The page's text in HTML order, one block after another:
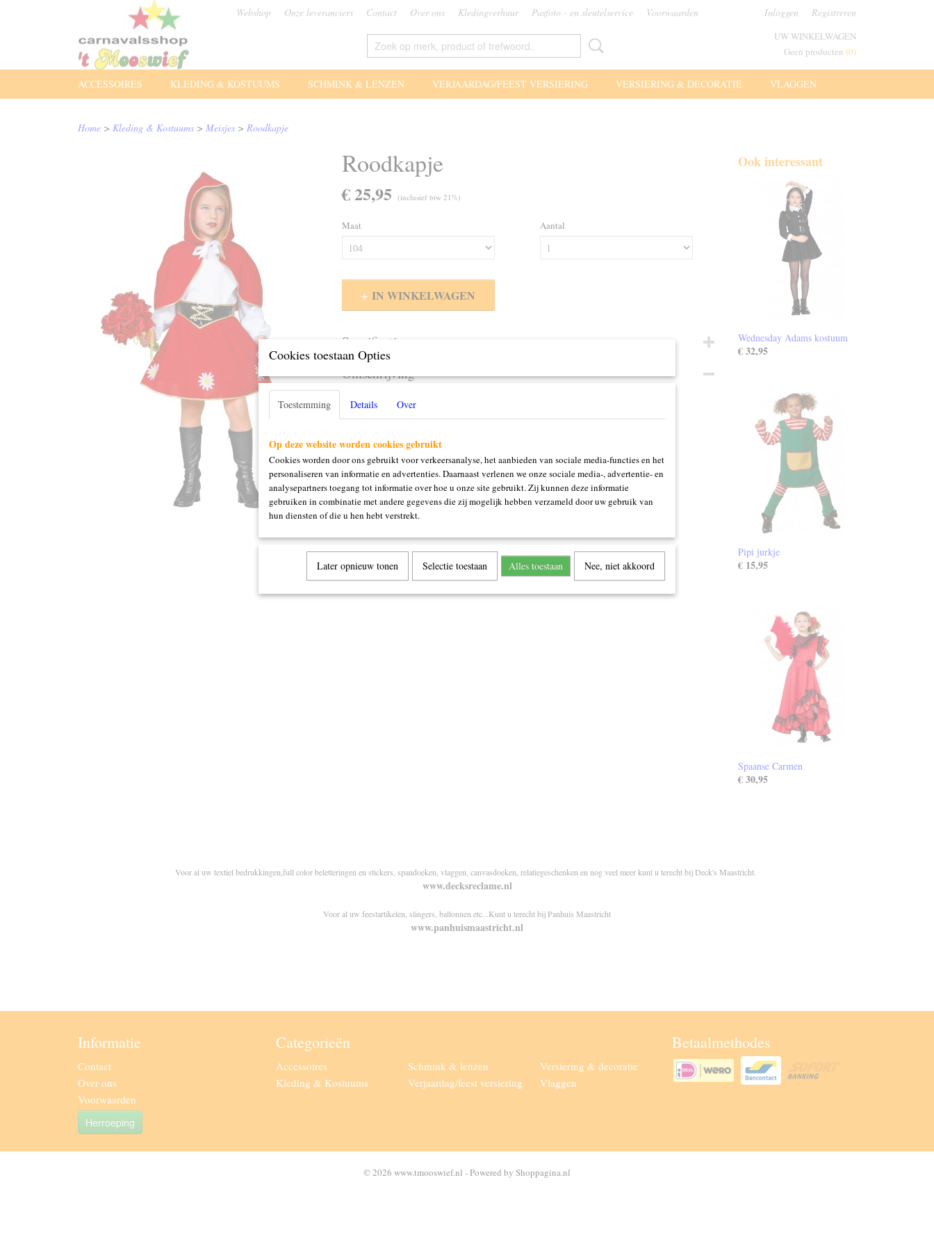
Webshop Onze leveranciers Contact Over ons Kledingverhuur Pasfoto - en sleutelservice Voorwaarden Inloggen Registreren
UW WINKELWAGEN
Geen producten (0)
ACCESSOIRES KLEDING & KOSTUUMS SCHMINK & LENZEN VERJAARDAG/FEEST VERSIERING VERSIERING & DECORATIE VLAGGEN
Home > Kleding & Kostuums > Meisjes > Roodkapje
Roodkapje
€ 25,95 (inclusief btw 21%)
Maat Aantal
IN WINKELWAGEN
Specificaties
Productcode
Omschrijving
Ook interessant
Wednesday Adams kostuum
€ 32,95
Pipi jurkje
€ 15,95
Spaanse Carmen
€ 30,95
Voor al uw textiel bedrukkingen,full color beletteringen en stickers, spandoeken, vlaggen, canvasdoeken, relatiegeschenken en nog veel meer kunt u terecht bij Deck's Maastricht.
www.decksreclame.nl
Voor al uw feestartikelen, slingers, ballonnen etc...Kunt u terecht bij Panhuis Maastricht
www.panhuismaastricht.nl
Informatie
Contact
Over ons
Voorwaarden
Herroeping
Categorieën
Accessoires
Kleding & Kostuums
Schmink & lenzen
Verjaardag/feest versiering
Versiering & decoratie
Vlaggen
Betaalmethodes
© 2026 www.tmooswief.nl - Powered by Shoppagina.nl
Cookies toestaan Opties
Toestemming Details Over
Op deze website worden cookies gebruikt
Cookies worden door ons gebruikt voor verkeersanalyse, het aanbieden van sociale media-functies en het
personaliseren van informatie en advertenties. Daarnaast verlenen we onze sociale media-, advertentie- en
analysepartners toegang tot informatie over hoe u onze site gebruikt. Zij kunnen deze informatie
gebruiken in combinatie met andere gegevens die zij mogelijk hebben verzameld door uw gebruik van
hun diensten of die u hen hebt verstrekt.
Later opnieuw tonen Selectie toestaan Alles toestaan Nee, niet akkoord